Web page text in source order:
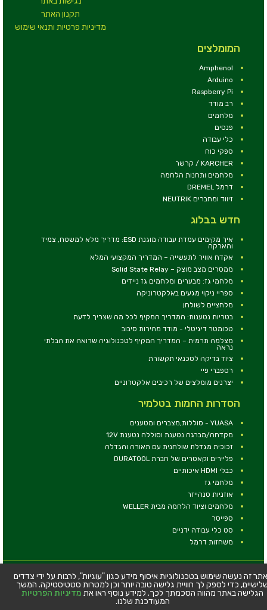
תקנון האתר
מדיניות פרטיות ותנאי שימוש
המומלצים
Amphenol
Arduino
Raspberry Pi
רב מודד
מלחמים
פנסים
כלי עבודה
ספקי כוח
KARCHER / קרשר
מלחמים ותחנות הלחמה
דרמל DREMEL
זיווד ומחברים NEUTRIK
חדש בבלוג
איך מקימים עמדת עבודה מוגנת ESD: מדריך מלא למשטח, צמיד
והארקה
אקדח אוויר לתעשייה – המדריך המקצועי המלא
ממסרים מצב מוצק – Solid State Relay
מלחמי גז: מבערים ומלחמים גז ניידים
ספריי ניקוי מגעים באלקטרוניקה
מלחציים לשולחן
בטריות נטענות: המדריך המקיף לכל מה שצריך לדעת
טכומטר דיגיטלי - מודד מהירות סיבוב
מצלמה תרמית – המדריך המקיף לטכנולוגיה שרואה את הבלתי
נראה
ציוד בדיקה לטכנאי תקשורת
רספברי פיי
יצרנים מומלצים של רכיבים אלקטרוניים
הסדרות החמות בטלמיר
YUASA - סוללות,מצברים ומטענים
מקדחה/מברגה נטענת וסוללה נטענת 12V
זכוכית מגדלת שולחנית עם תאורה והגדלה
פליירים וקאטרים של חברת DURATOOL
כבלי HDMI איכותיים
מלחמי גז
אוזניות סנהייזר
מלחמים וציוד הלחמה מבית WELLER
ספייסר
סט כלי עבודה ידניים
משחזות דרמל
© כל הזכויות שמורות - טלמיר אלקטרוניקה בע''מ
כתובת: דרך העצמאות 63, חיפה
טלפון:04-8534564
זה נעשה שימוש בטכנולוגיות איסוף מידע כגון "עוגיות", לרבות על ידי צדדים
כדי לספק לך חוויית גלישה טובה יותר וכן למטרות סטטיסטיקה. המשך
הגלישה באתר מהווה הסכמתך לכך. למידע נוסף ראו את מדיניות הפרטיות
המעודכנת שלנו.